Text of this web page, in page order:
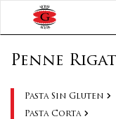
Penne
Pasta Sin Gluten
Pasta Corta